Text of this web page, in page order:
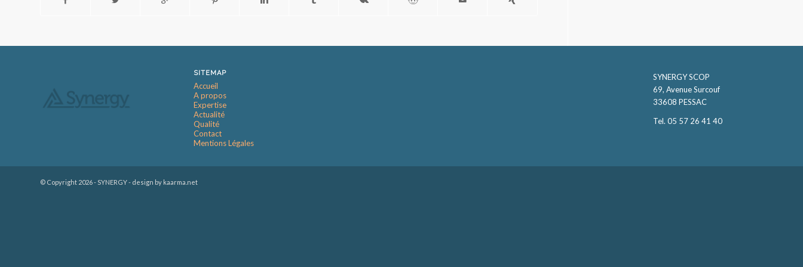
SITEMAP
Accueil
A propos
Expertise
Actualité
Qualité
Contact
Mentions Légales
SYNERGY SCOP
69, Avenue Surcouf
33608 PESSAC
Tel. 05 57 26 41 40
© Copyright 2026 - SYNERGY - design by kaarma.net